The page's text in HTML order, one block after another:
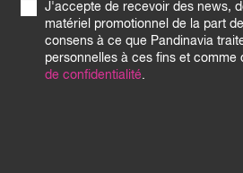
J'accepte de recevoir des news,
matériel promotionnel de la part
consens à ce que Pandinavia
personnelles à ces fins et comme
de confidentialité.